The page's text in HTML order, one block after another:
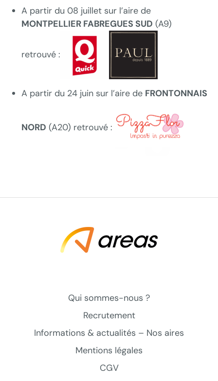
A partir du 08 juillet sur l’aire de
MONTPELLIER FABREGUES SUD (A9)
retrouvé :
A partir du 24 juin sur l’aire de FRONTONNAIS
NORD (A20) retrouvé :
Qui sommes-nous ?
Recrutement
Informations & actualités – Nos aires
Mentions légales
CGV